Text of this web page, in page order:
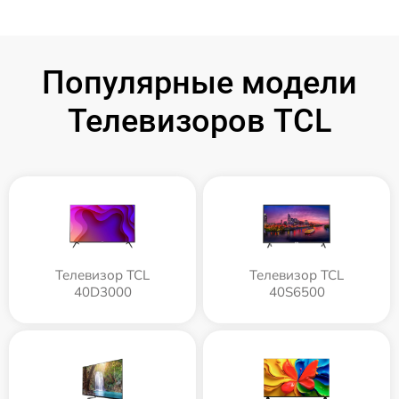
Популярные модели
Телевизоров TCL
Телевизор TCL
40D3000
Телевизор TCL
40S6500